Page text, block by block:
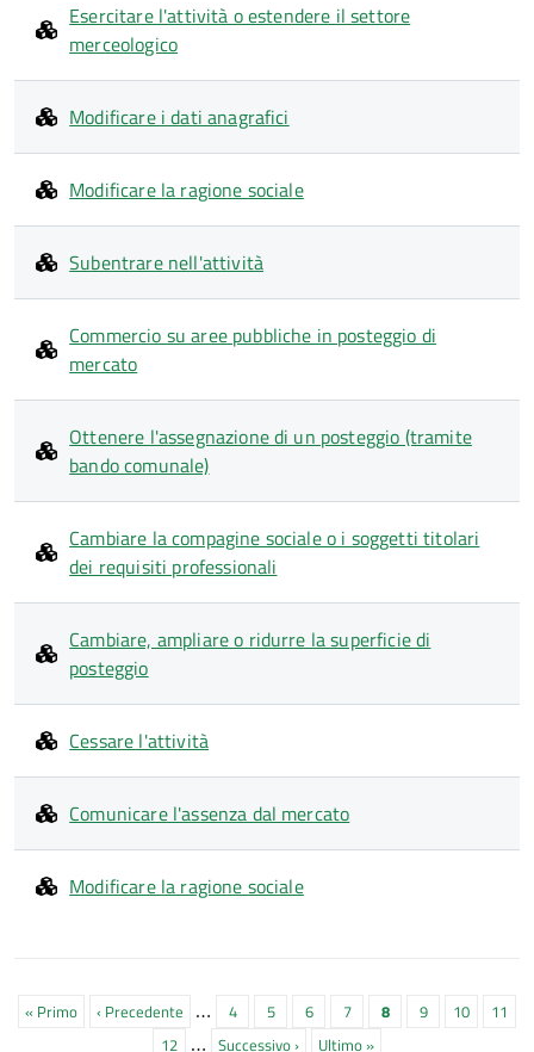
Esercitare l'attività o estendere il settore
merceologico
Modificare i dati anagrafici
Modificare la ragione sociale
Subentrare nell'attività
Commercio su aree pubbliche in posteggio di
mercato
Ottenere l'assegnazione di un posteggio (tramite
bando comunale)
Cambiare la compagine sociale o i soggetti titolari
dei requisiti professionali
Cambiare, ampliare o ridurre la superficie di
posteggio
Cessare l'attività
Comunicare l'assenza dal mercato
Modificare la ragione sociale
Paginazione
Prima
« Primo
Pagina
precedente
‹ Precedente … Pagina
4 Pagina
5 Pagina
6 Pagina
7
Pagina
8 Pagina
9 Pagina
10
11
Pagina
12 … Prossima
Successivo › Ultima
Ultimo »